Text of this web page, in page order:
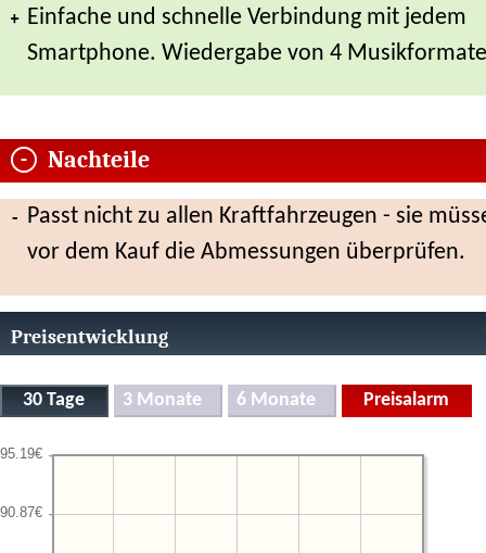
Einfache und schnelle Verbindung mit jedem
Smartphone. Wiedergabe von 4
Nachteile
Passt nicht zu allen Kraftfahrzeugen - sie
vor dem Kauf die Abmessungen überprüfen.
Preisentwicklung